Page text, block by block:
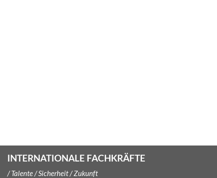
INTERNATIONALE FACHKRÄFTE
/ Talente / Sicherheit / Zukunft